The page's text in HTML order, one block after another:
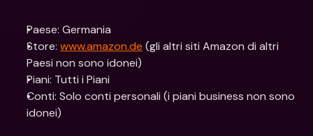
Paese: Germania
Store: www.amazon.de (gli altri siti Amazon di altri
Paesi non sono idonei)
Piani: Tutti i Piani
Conti: Solo conti personali (i piani business non sono
idonei)